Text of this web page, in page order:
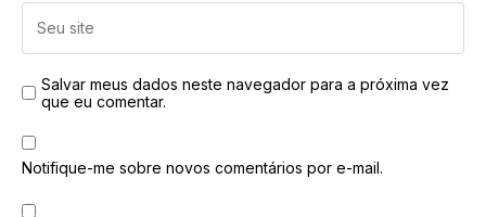
Salvar meus dados neste navegador para a próxima vez
que eu comentar.
Notifique-me sobre novos comentários por e-mail.